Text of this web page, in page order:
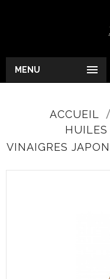

MENU
ACCUEIL
HUILES
VINAIGRES